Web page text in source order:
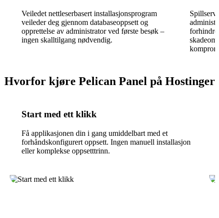
Veiledet nettleserbasert installasjonsprogram
veileder deg gjennom databaseoppsett og
opprettelse av administrator ved første besøk –
ingen skalltilgang nødvendig.
Hvorfor kjøre Pelican Panel på Hostinger
Start med ett klikk
Få applikasjonen din i gang umiddelbart med et
forhåndskonfigurert oppsett. Ingen manuell installasjon
eller komplekse oppsetttrinn.